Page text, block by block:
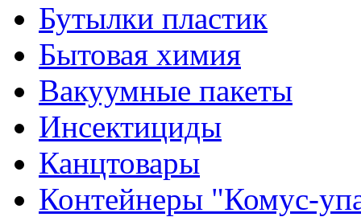
Бутылки пластик
Бытовая химия
Вакуумные пакеты
Инсектициды
Канцтовары
Контейнеры "Комус-